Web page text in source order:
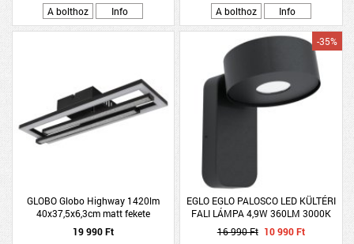
A bolthoz
Info
A bolthoz
Info
GLOBO Globo Highway 1420lm
40x37,5x6,3cm matt fekete
mennyezeti LED lámpa
19 990 Ft
EGLO EGLO PALOSCO LED KÜLTÉRI
FALI LÁMPA 4,9W 360LM 3000K
IP44 15X11,5CM FEKETE
-35%
16 990 Ft 10 990 Ft